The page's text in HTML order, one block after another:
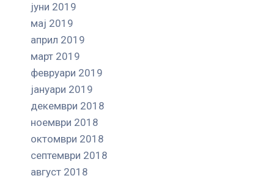
јуни 2019
мај 2019
април 2019
март 2019
февруари 2019
јануари 2019
декември 2018
ноември 2018
октомври 2018
септември 2018
август 2018